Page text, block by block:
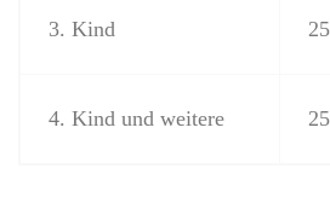
3. Kind
4. Kind und weitere